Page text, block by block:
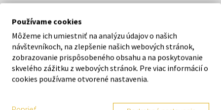
DETAILY
O ZNAČKE
Náš výber na mieru presne pre
Používame cookies
Môžeme ich umiestniť na analýzu údajov o našich
návštevníkoch, na zlepšenie našich webových stránok,
zobrazovanie prispôsobeného obsahu a na poskytovanie
skvelého zážitku z webových stránok. Pre viac informácií o
cookies používame otvorené nastavenia.